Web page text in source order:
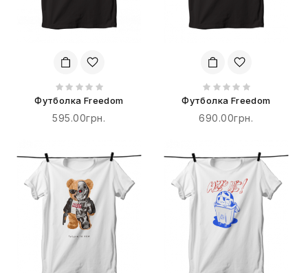
Футболка Freedom
595.00грн.
Футболка Freedom
690.00грн.